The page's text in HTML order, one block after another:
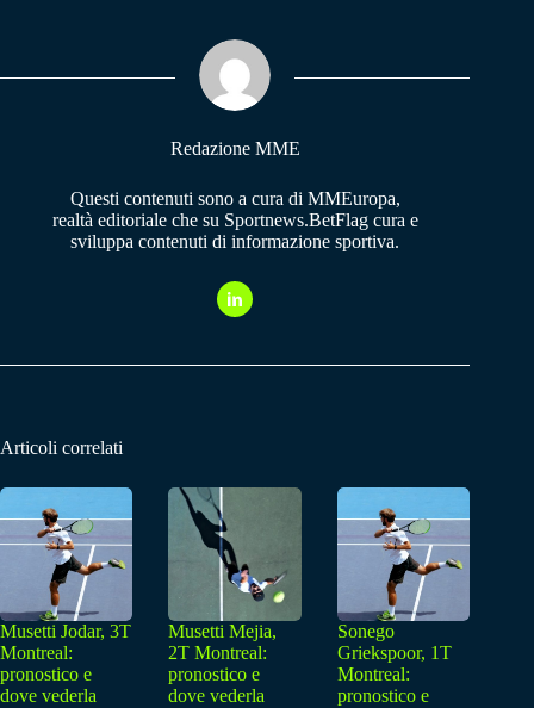
pp m
Redazione MME
Questi contenuti sono a cura di MMEuropa,
realtà editoriale che su Sportnews.BetFlag cura e
sviluppa contenuti di informazione sportiva.
Articoli correlati
Musetti Jodar, 3T
Montreal:
pronostico e
dove vederla
Musetti Mejia,
2T Montreal:
pronostico e
dove vederla
Sonego
Griekspoor, 1T
Montreal:
pronostico e